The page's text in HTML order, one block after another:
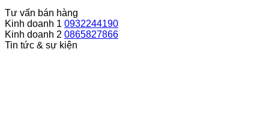
Tư vấn bán hàng
Kinh doanh 1 0932244190
Kinh doanh 2 0865827866
Tin tức & sự kiện